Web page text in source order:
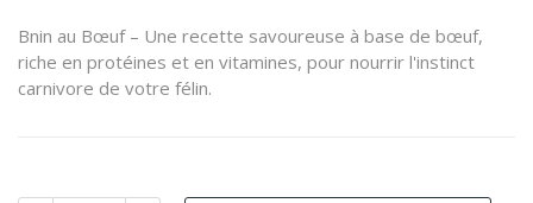
Bnin au Bœuf – Une recette savoureuse à base de bœuf,
riche en protéines et en vitamines, pour nourrir l'instinct
carnivore de votre félin.